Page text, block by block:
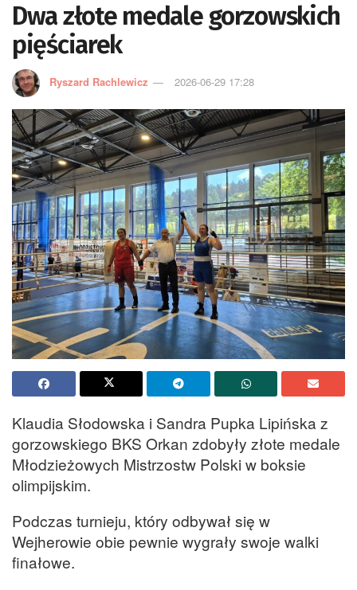
Dwa złote medale gorzowskich
pięściarek
Ryszard Rachlewicz 2026-06-29 17:28
Klaudia Słodowska i Sandra Pupka Lipińska z
gorzowskiego BKS Orkan zdobyły złote medale
Młodzieżowych Mistrzostw Polski w boksie
olimpijskim.
Podczas turnieju, który odbywał się w
Wejherowie obie pewnie wygrały swoje walki
finałowe.